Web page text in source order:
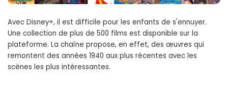
Avec Disney+, il est difficile pour les enfants de s'ennuyer.
Une collection de plus de 500 films est disponible sur la
plateforme. La chaîne propose, en effet, des œuvres qui
remontent des années 1940 aux plus récentes avec les
scènes les plus intéressantes.